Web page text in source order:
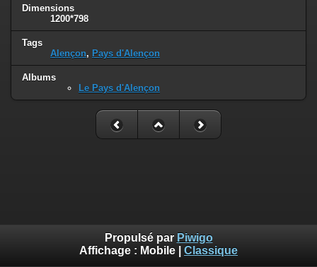
Dimensions
1200*798
Tags
Alençon, Pays d'Alençon
Albums
Le Pays d'Alençon
Propulsé par Piwigo
Affichage : Mobile Classique